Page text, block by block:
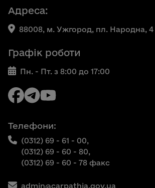
Адреса:
88008, м. Ужгород, пл. Народна, 4
Графік роботи
Пн. - Пт. з 8:00 до 17:00
Телефони:
(0312) 69 - 61 - 00,
(0312) 69 - 60 - 80,
(0312) 69 - 60 - 78 факс
admin@carpathia.gov.ua